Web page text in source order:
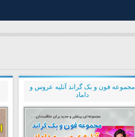
مجموعه فون و بک گراند آتلیه عروس و
داماد